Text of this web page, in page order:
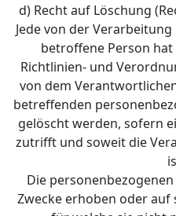
d) Recht auf Löschung
Jede von der
betroffene Person
Richtlinien- und
von dem
betreffenden
gelöscht werden, sofern
zutrifft und soweit die
Die
Zwecke erhoben oder auf